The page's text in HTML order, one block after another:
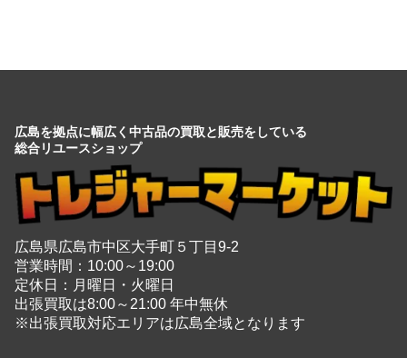
広島を拠点に幅広く中古品の買取と販売をしている
総合リユースショップ
広島県広島市中区大手町５丁目9-2
営業時間：10:00～19:00
定休日：月曜日・火曜日
出張買取は8:00～21:00 年中無休
※出張買取対応エリアは広島全域となります